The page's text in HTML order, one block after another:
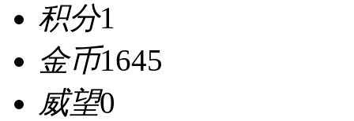
积分1
金币1645
威望0